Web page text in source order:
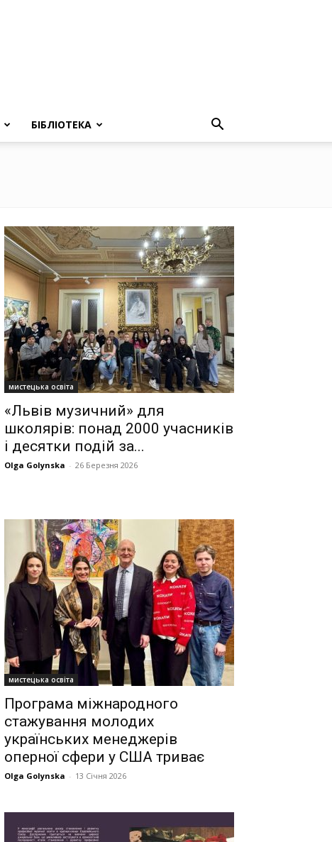
БІБЛІОТЕКА
мистецька освіта
«Львів музичний» для
школярів: понад 2000 учасників
і десятки подій за...
Olga Golynska - 26 Березня 2026
мистецька освіта
Програма міжнародного
стажування молодих
українських менеджерів
оперної сфери у США триває
Olga Golynska - 13 Січня 2026